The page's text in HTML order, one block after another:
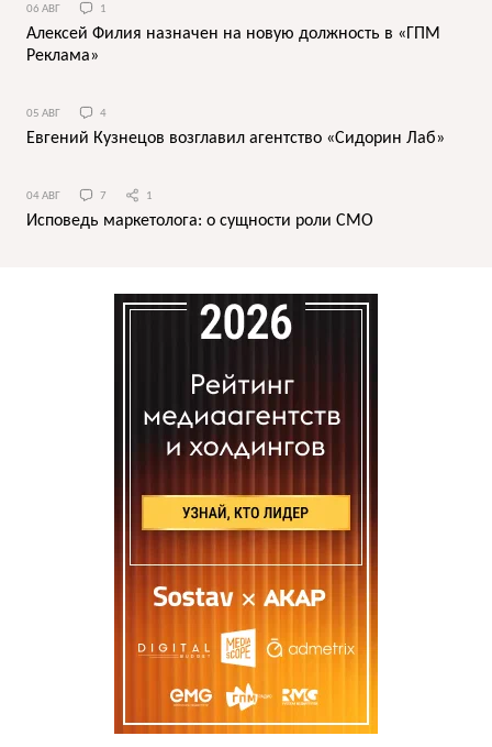
06 АВГ 1
Алексей Филия назначен на новую должность в «ГПМ
Реклама»
05 АВГ 4
Евгений Кузнецов возглавил агентство «Сидорин Лаб»
04 АВГ 7 1
Исповедь маркетолога: о сущности роли СМО